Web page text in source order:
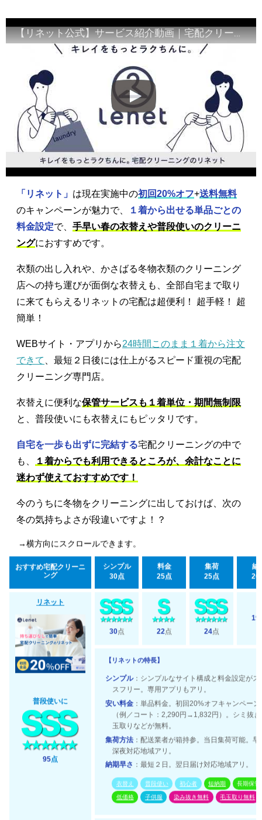
【リネット公式】サービス紹介動画｜宅配クリーニング
「リネット」 は現在実施中の初回20%オフ+送料無料
のキャンペーンが魅力で、
１着から出せる単品ごとの
料金設定で、 手早い春の衣替えや普段使いのクリーニ
ングにおすすめです。
衣類の出し入れや、かさばる冬物衣類のクリーニング
店への持ち運びが面倒な衣替えも、全部自宅まで取り
に来てもらえるリネットの宅配は超便利！ 超手軽！ 超
簡単！
WEBサイト・アプリから24時間このまま１着から注文
できて
、最短２日後には仕上がるスピード重視の宅配
クリーニング専門店。
衣替えに便利な保管サービスも１着単位・期間無制限
と、普段使いにも衣替えにもピッタリです。
自宅を一歩も出ずに完結する宅配クリーニングの中で
も、
１着からでも利用できるところが、余計なことに
迷わず使えておすすめです！
今のうちに冬物をクリーニングに出しておけば、次の
冬の気持ちよさが段違いですよ！？
→横方向にスクロールできます。
おすすめ宅配クリーニ
ング
シンプル
30点
料金
25点
集荷
25点
納
20
リネット
普段使いに
95点
30点 22点 24点
19
【リネットの特長】
シンプル：シンプルなサイト構成と料金設定がス
スフリー。専用アプリもアリ。
安い料金 ：単品料金。初回20%オフキャンペーン
（例／コート：2,290円→1,832円）。シミ抜
玉取りなどが無料。
集荷方法 ：配送業者が箱持参。当日集荷可能。早
深夜対応地域アリ。
納期早さ ：最短２日。翌日届け対応地域アリ。
衣替え 普段使い 初心者 短納期 長期保管
低価格 子供服 染み抜き無料 毛玉取り無料